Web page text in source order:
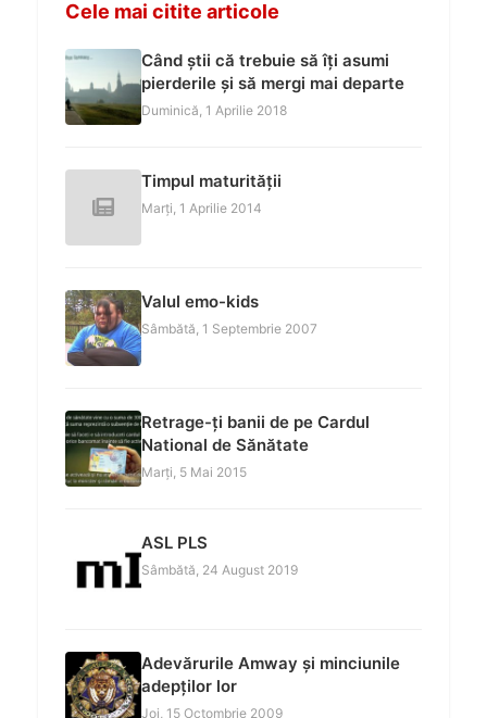
Cele mai citite articole
Când știi că trebuie să îți asumi
pierderile și să mergi mai departe
Duminică, 1 Aprilie 2018
Timpul maturității
Marți, 1 Aprilie 2014
Valul emo-kids
Sâmbătă, 1 Septembrie 2007
Retrage-ți banii de pe Cardul
National de Sănătate
Marți, 5 Mai 2015
ASL PLS
Sâmbătă, 24 August 2019
Adevărurile Amway și minciunile
adepților lor
Joi, 15 Octombrie 2009